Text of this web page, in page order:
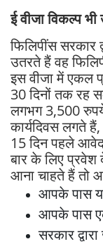
ई वीजा विकल्प
फिलिपींस सरकार
उतरते हैं वह
इस वीजा में एकल
30 दिनों तक रह
लगभग 3,500
कार्यदिवस लगते
15 दिन पहले
बार के लिए प्रवेश
आना चाहते हैं तो
आपके पास
आपके पास एक
सरकार